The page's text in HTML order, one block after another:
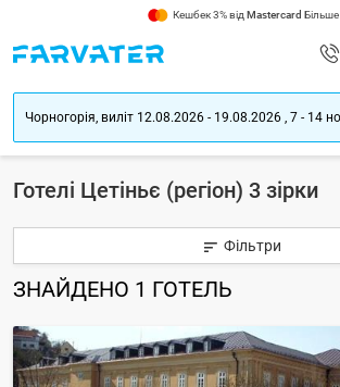
Кешбек 3% від Mastercard Більше
Готелі Цетіньє (регіон) 3 зірки
Фільтри
ЗНАЙДЕНО 1 ГОТЕЛЬ